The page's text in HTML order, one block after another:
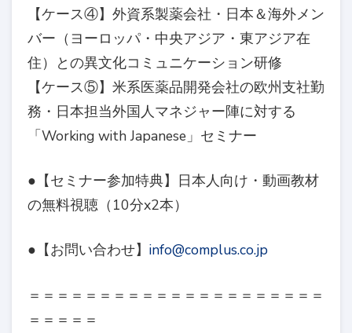
【ケース④】外資系製薬会社・日本＆海外メン
バー（ヨーロッパ・中央アジア・東アジア在
住）との異文化コミュニケーション研修
【ケース⑤】米系医薬品開発会社の欧州支社勤
務・日本担当外国人マネジャー陣に対する
「Working with Japanese」セミナー
●【セミナー参加特典】日本人向け・動画教材
の無料視聴（10分x2本）
●【お問い合わせ】 info@complus.co.jp
＝＝＝＝＝＝＝＝＝＝＝＝＝＝＝＝＝＝＝＝＝
＝＝＝＝＝